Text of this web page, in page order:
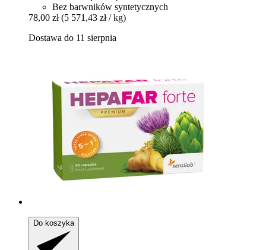
Bez barwników syntetycznych
78,00 zł (5 571,43 zł / kg)
Dostawa do 11 sierpnia
Do koszyka